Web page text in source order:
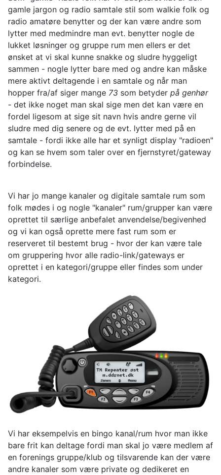
gamle jargon og radio samtale stil som walkie folk og
radio amatøre benytter og der kan være andre som
lytter med medmindre man evt. benytter nogle de
lukket løsninger og gruppe rum men ellers er det
ønsket at vi skal kunne snakke og sludre hyggeligt
sammen - nogle lytter bare med og andre kan måske
mere aktivt deltagende i en samtale og når man
hopper fra/af siger mange 73 som betyder på genhør
- det ikke noget man skal sige men det kan være en
fordel ligesom at sige sit navn hvis andre gerne vil
sludre med dig senere og de evt. lytter med på en
samtale - fordi ikke alle har et synligt display "radioen"
og kan se hvem som taler over en fjernstyret/gateway
forbindelse.
Vi har jo mange kanaler og digitale samtale rum som
folk mødes i og nogle "kanaler" rum/grupper kan være
oprettet til særlige anbefalet anvendelse/begivenhed
og vi kan også oprette mere fast rum som er
reserveret til bestemt brug - hvor der kan være tale
om gruppering hvor alle radio-link/gateways er
oprettet i en kategori/gruppe eller findes som under
kategori.
Vi har eksempelvis en bingo kanal/rum hvor man ikke
bare frit kan deltage fordi man skal jo være medlem af
en forenings gruppe/klub og tilsvarende kan der være
andre kanaler som være private og dedikeret en